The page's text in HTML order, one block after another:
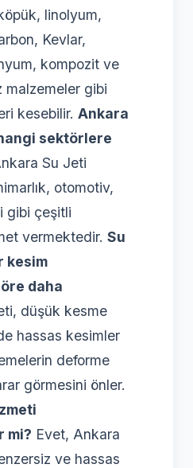
linolyum,
Kevlar,
kompozit ve
malzemeler gibi
kesebilir. Ankara
sektörlere
Su Jeti
otomotiv,
gibi çeşitli
vermektedir. Su
kesim
daha
düşük kesme
hassas kesimler
deforme
görmesini önler.
mi? Evet, Ankara
ve hassas